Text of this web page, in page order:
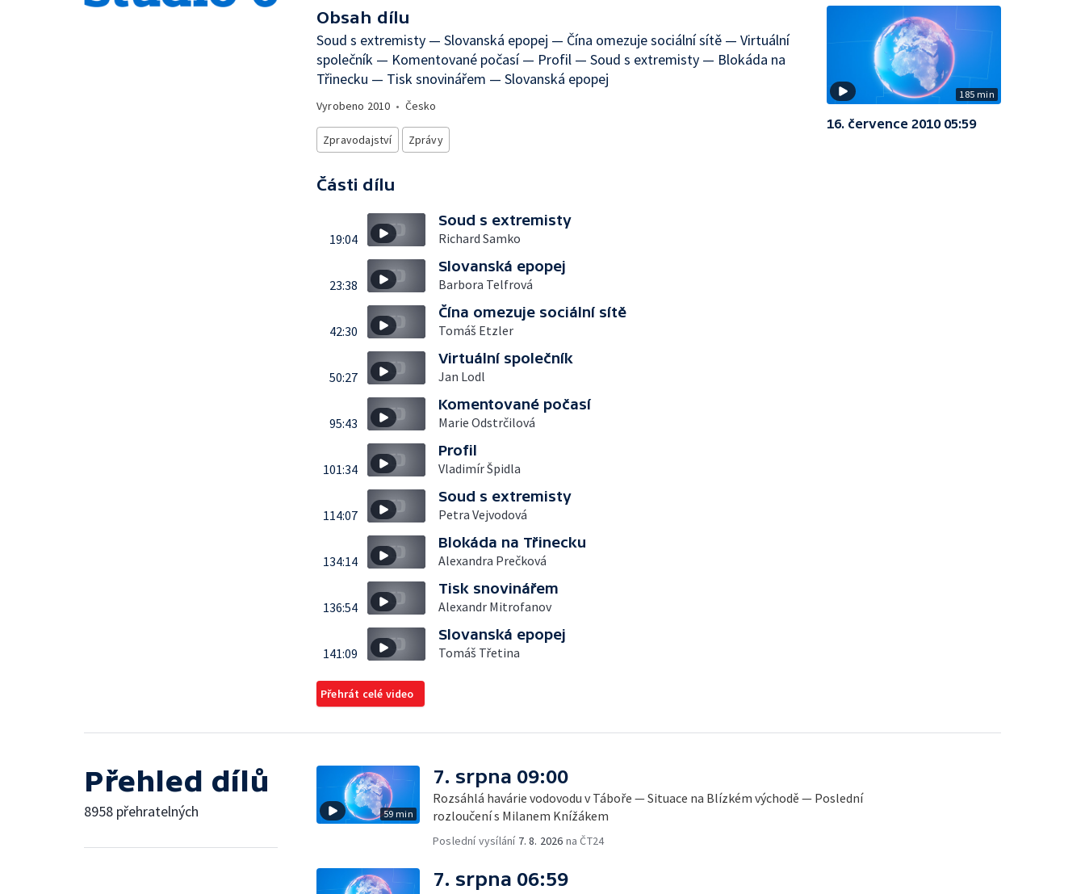
Obsah dílu
Soud s extremisty — Slovanská epopej — Čína omezuje sociální sítě — Virtuální
společník — Komentované počasí — Profil — Soud s extremisty — Blokáda na
Třinecku — Tisk snovinářem — Slovanská epopej
Vyrobeno 2010 • Česko
Zpravodajství Zprávy
Části dílu
19:04
Soud s extremisty
Richard Samko
23:38
Slovanská epopej
Barbora Telfrová
42:30
Čína omezuje sociální sítě
Tomáš Etzler
50:27
Virtuální společník
Jan Lodl
95:43
Komentované počasí
Marie Odstrčilová
101:34
Profil
Vladimír Špidla
114:07
Soud s extremisty
Petra Vejvodová
134:14
Blokáda na Třinecku
Alexandra Prečková
136:54
Tisk snovinářem
Alexandr Mitrofanov
141:09
Slovanská epopej
Tomáš Třetina
Přehrát celé video
185 min
16. července 2010 05:59
Přehled dílů
8958 přehratelných 59 min
7. srpna 09:00
Rozsáhlá havárie vodovodu v Táboře — Situace na Blízkém východě — Poslední
rozloučení s Milanem Knížákem
Poslední vysílání 7. 8. 2026 na ČT24
7. srpna 06:59